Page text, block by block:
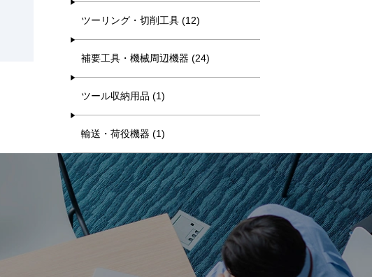
ツーリング・切削工具 (12)
補要工具・機械周辺機器 (24)
ツール収納用品 (1)
輸送・荷役機器 (1)